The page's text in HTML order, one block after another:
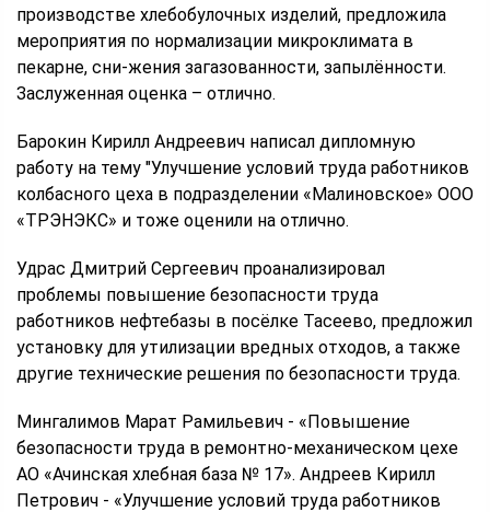
производстве хлебобулочных изделий, предложила
мероприятия по нормализации микроклимата в
пекарне, сни-жения загазованности, запылённости.
Заслуженная оценка – отлично.
Барокин Кирилл Андреевич написал дипломную
работу на тему "Улучшение условий труда работников
колбасного цеха в подразделении «Малиновское» ООО
«ТРЭНЭКС» и тоже оценили на отлично.
Удрас Дмитрий Сергеевич проанализировал
проблемы повышение безопасности труда
работников нефтебазы в посёлке Тасеево, предложил
установку для утилизации вредных отходов, а также
другие технические решения по безопасности труда.
Мингалимов Марат Рамильевич - «Повышение
безопасности труда в ремонтно-механическом цехе
АО «Ачинская хлебная база № 17». Андреев Кирилл
Петрович - «Улучшение условий труда работников